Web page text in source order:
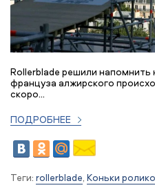
Rollerblade решили
француза алжирского
скоро...
ПОДРОБНЕЕ
Теги: rollerblade, Коньки